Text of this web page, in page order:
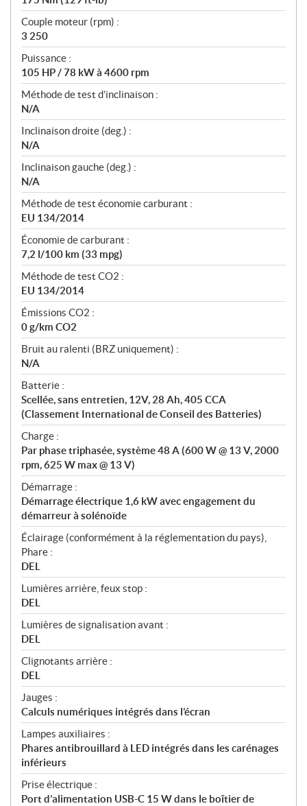
Couple moteur (rpm) :
3 250
Puissance :
105 HP / 78 kW à 4600 rpm
Méthode de test d’inclinaison :
N/A
Inclinaison droite (deg.) :
N/A
Inclinaison gauche (deg.) :
N/A
Méthode de test économie carburant :
EU 134/2014
Économie de carburant :
7,2 l/100 km (33 mpg)
Méthode de test CO2 :
EU 134/2014
Émissions CO2 :
0 g/km CO2
Bruit au ralenti (BRZ uniquement) :
N/A
Batterie :
Scellée, sans entretien, 12V, 28 Ah, 405 CCA
(Classement International de Conseil des Batteries)
Charge :
Par phase triphasée, système 48 A (600 W @ 13 V, 2000
rpm, 625 W max @ 13 V)
Démarrage :
Démarrage électrique 1,6 kW avec engagement du
démarreur à solénoïde
Éclairage (conformément à la réglementation du pays),
Phare :
DEL
Lumières arrière, feux stop :
DEL
Lumières de signalisation avant :
DEL
Clignotants arrière :
DEL
Jauges :
Calculs numériques intégrés dans l’écran
Lampes auxiliaires :
Phares antibrouillard à LED intégrés dans les carénages
inférieurs
Prise électrique :
Port d’alimentation USB-C 15 W dans le boîtier de